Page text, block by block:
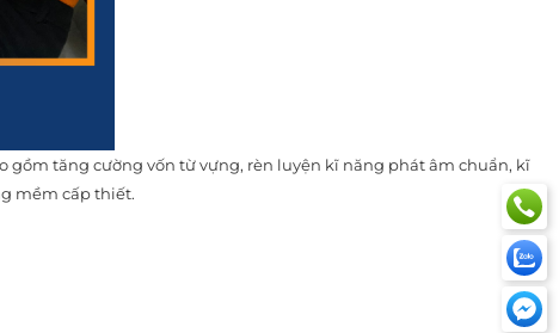
gồm tăng cường vốn từ vựng, rèn luyện kĩ năng phát âm chuẩn, kĩ
mềm cấp thiết.